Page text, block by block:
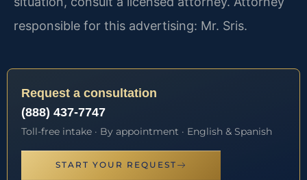
responsible for this advertising: Mr. Sris.
Request a consultation
(888) 437-7747
Toll-free intake · By appointment · English & Spanish
START YOUR REQUEST